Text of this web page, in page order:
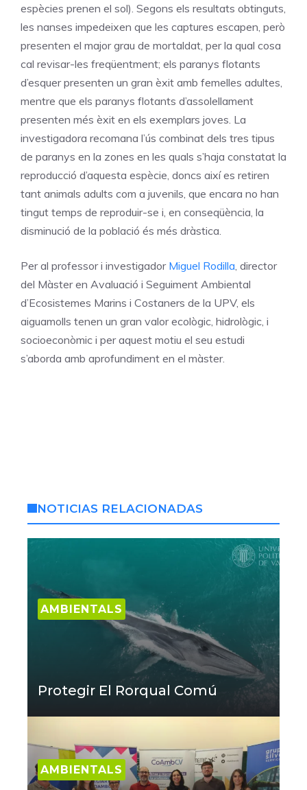
espècies prenen el sol). Segons els resultats obtinguts,
les nanses impedeixen que les captures escapen, però
presenten el major grau de mortaldat, per la qual cosa
cal revisar-les freqüentment; els paranys flotants
d’esquer presenten un gran èxit amb femelles adultes,
mentre que els paranys flotants d’assolellament
presenten més èxit en els exemplars joves. La
investigadora recomana l’ús combinat dels tres tipus
de paranys en la zones en les quals s’haja constatat la
reproducció d’aquesta espècie, doncs així es retiren
tant animals adults com a juvenils, que encara no han
tingut temps de reproduir-se i, en conseqüència, la
disminució de la població és més dràstica.
Per al professor i investigador Miguel Rodilla , director
del Màster en Avaluació i Seguiment Ambiental
d’Ecosistemes Marins i Costaners de la UPV, els
aiguamolls tenen un gran valor ecològic, hidrològic, i
socioeconòmic i per aquest motiu el seu estudi
s’aborda amb aprofundiment en el màster.
NOTICIAS RELACIONADAS
AMBIENTALS
Protegir El Rorqual Comú
AMBIENTALS